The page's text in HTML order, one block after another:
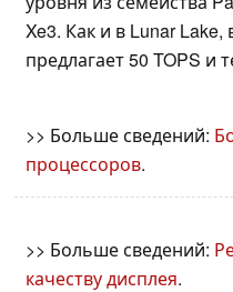
Xe3. Как и в Lunar
предлагает 50 TOPS и
>> Больше сведений:
процессоров.
>> Больше сведений:
качеству дисплея.